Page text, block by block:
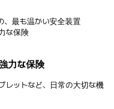
力な保険
レットなど、日常の大切な機